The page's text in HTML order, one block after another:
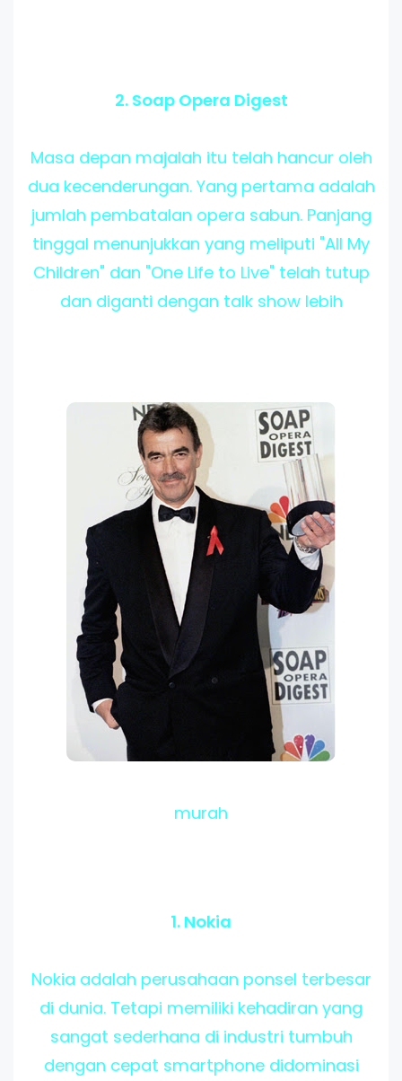
2. Soap Opera Digest
Masa depan majalah itu telah hancur oleh
dua kecenderungan. Yang pertama adalah
jumlah pembatalan opera sabun. Panjang
tinggal menunjukkan yang meliputi "All My
Children" dan "One Life to Live" telah tutup
dan diganti dengan talk show lebih
murah
1. Nokia
Nokia adalah perusahaan ponsel terbesar
di dunia. Tetapi memiliki kehadiran yang
sangat sederhana di industri tumbuh
dengan cepat smartphone didominasi